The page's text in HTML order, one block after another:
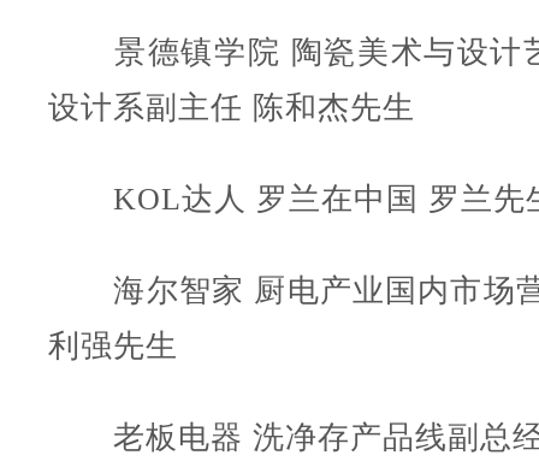
景德镇学院 陶瓷美术与设计
设计系副主任 陈和杰先生
KOL达人 罗兰在中国 罗兰先
海尔智家 厨电产业国内市场
利强先生
老板电器 洗净存产品线副总